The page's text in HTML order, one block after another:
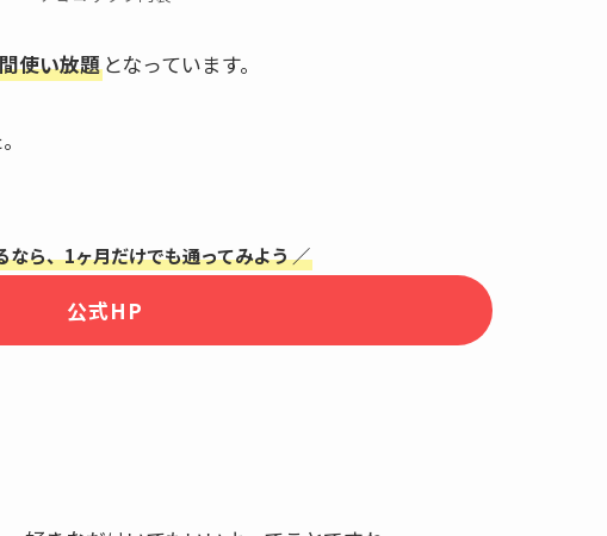
使い放題 となっています。
なら、1ヶ月だけでも通ってみよう ／
公式HP